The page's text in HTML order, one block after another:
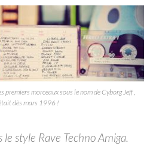
premiers morceaux sous le nom de Cyborg Jeff ,
dès mars 1996 !
style Rave Techno Amiga.